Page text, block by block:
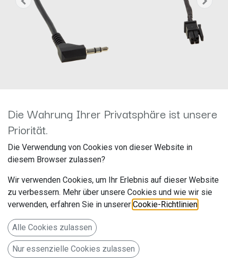
42arc1072
Hersteller: ACV
acv GmbH
Straßburger Allee 10-12
41812 Erkelenz
Deutschland www.acvgmbh.de
Radioanschlusskabel 42a / CX401 > Pioneer AVH / DMH /
Die Wahrung Ihrer Privatsphäre ist unsere
Priorität.
Die Verwendung von Cookies von dieser Website in
diesem Browser zulassen?
Wir verwenden Cookies, um Ihr Erlebnis auf dieser Website
zu verbessern. Mehr über unsere Cookies und wie wir sie
verwenden, erfahren Sie in unserer Cookie-Richtlinien
Alle Cookies zulassen
Nur essenzielle Cookies zulassen